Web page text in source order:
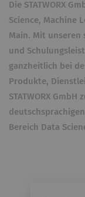
Die STATWORX
Science, Machine
Main. Mit
und
ganzheitlich bei
Produkte,
STATWORX
Bereich Data